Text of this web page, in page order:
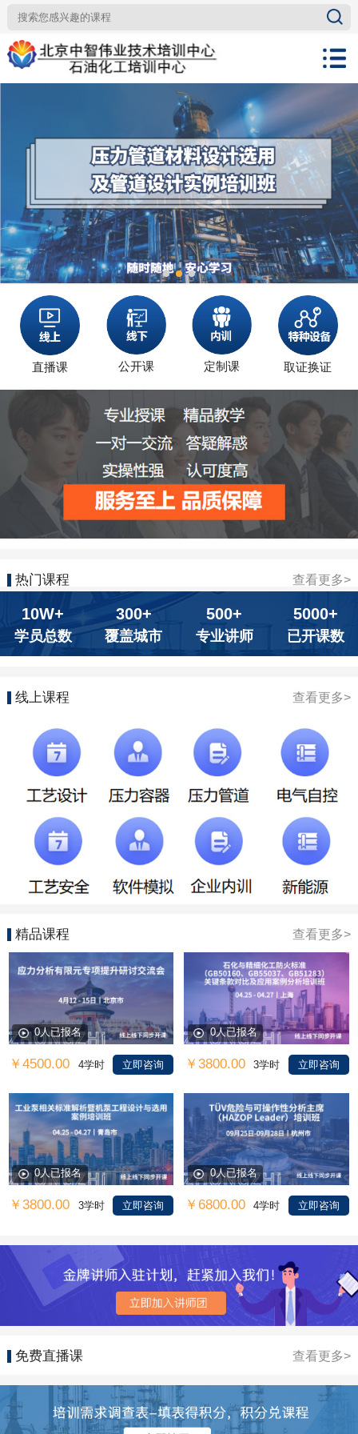
直播课 公开课 定制课 取证换证
热门课程 查看更多>
10W+
学员总数
300+
覆盖城市
500+
专业讲师
5000+
已开课数
线上课程 查看更多>
精品课程 查看更多>
0人已报名
￥4500.00 4学时 立即咨询
0人已报名
￥3800.00 3学时 立即咨询
0人已报名
￥3800.00 3学时 立即咨询
0人已报名
￥6800.00 4学时 立即咨询
免费直播课 查看更多>